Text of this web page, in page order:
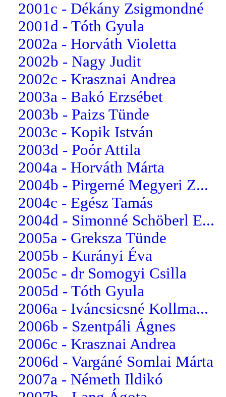
2001c - Dékány Zsigmondné
2001d - Tóth Gyula
2002a - Horváth Violetta
2002b - Nagy Judit
2002c - Krasznai Andrea
2003a - Bakó Erzsébet
2003b - Paizs Tünde
2003c - Kopik István
2003d - Poór Attila
2004a - Horváth Márta
2004b - Pirgerné Megyeri Z...
2004c - Egész Tamás
2004d - Simonné Schöberl E...
2005a - Greksza Tünde
2005b - Kurányi Éva
2005c - dr Somogyi Csilla
2005d - Tóth Gyula
2006a - Iváncsicsné Kollma...
2006b - Szentpáli Ágnes
2006c - Krasznai Andrea
2006d - Vargáné Somlai Márta
2007a - Németh Ildikó